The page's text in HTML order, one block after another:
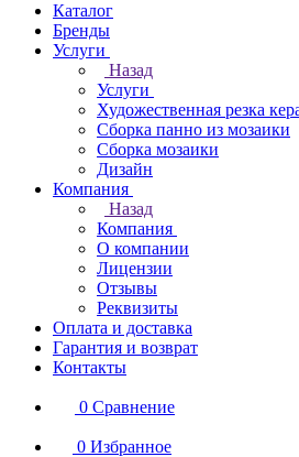
Каталог
Бренды
Услуги
Назад
Услуги
Художественная резка
Сборка панно из мозаики
Сборка мозаики
Дизайн
Компания
Назад
Компания
О компании
Лицензии
Отзывы
Реквизиты
Оплата и доставка
Гарантия и возврат
Контакты
0 Сравнение
0 Избранное